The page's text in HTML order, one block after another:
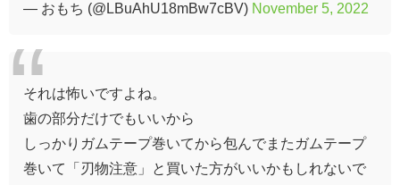
— おもち (@LBuAhU18mBw7cBV) November 5, 2022
それは怖いですよね。
歯の部分だけでもいいから
しっかりガムテープ巻いてから包んでまたガムテープ
巻いて「刃物注意」と買いた方がいいかもしれないで